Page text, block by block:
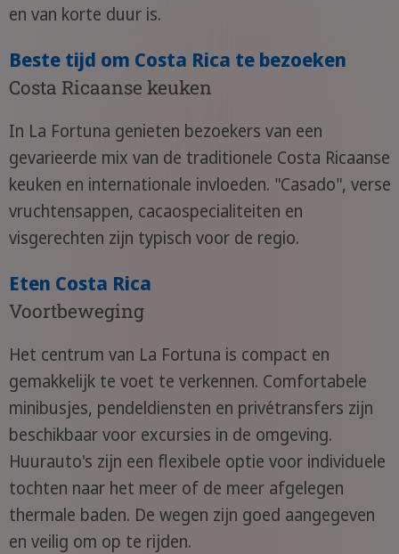
en van korte duur is.
Beste tijd om Costa Rica te bezoeken
Costa Ricaanse keuken
In La Fortuna genieten bezoekers van een
gevarieerde mix van de traditionele Costa Ricaanse
keuken en internationale invloeden. "Casado", verse
vruchtensappen, cacaospecialiteiten en
visgerechten zijn typisch voor de regio.
Eten Costa Rica
Voortbeweging
Het centrum van La Fortuna is compact en
gemakkelijk te voet te verkennen. Comfortabele
minibusjes, pendeldiensten en privétransfers zijn
beschikbaar voor excursies in de omgeving.
Huurauto's zijn een flexibele optie voor individuele
tochten naar het meer of de meer afgelegen
thermale baden. De wegen zijn goed aangegeven
en veilig om op te rijden.